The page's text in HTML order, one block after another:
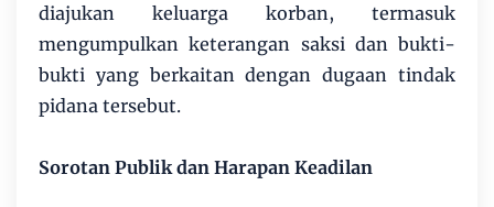
diajukan keluarga korban, termasuk
mengumpulkan keterangan saksi dan bukti-
bukti yang berkaitan dengan dugaan tindak
pidana tersebut.
Sorotan Publik dan Harapan Keadilan